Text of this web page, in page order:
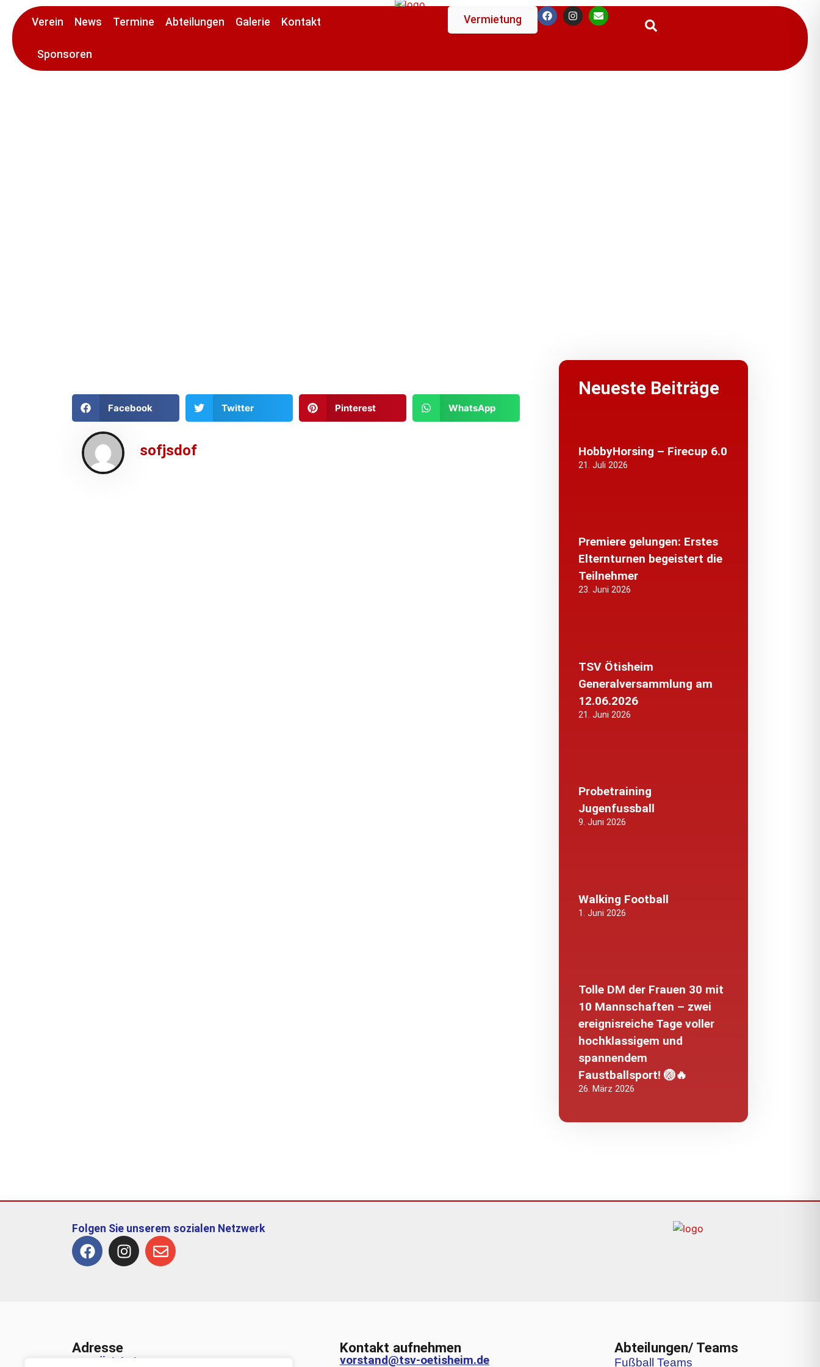
Verein News Termine Abteilungen Galerie Kontakt
Sponsoren
Suchen
Vermietung
Facebook Twitter Pinterest WhatsApp
sofjsdof
Neueste Beiträge
HobbyHorsing – Firecup 6.0
21. Juli 2026
Premiere gelungen: Erstes
Elternturnen begeistert die
Teilnehmer
23. Juni 2026
TSV Ötisheim
Generalversammlung am
12.06.2026
21. Juni 2026
Probetraining
Jugenfussball
9. Juni 2026
Walking Football
1. Juni 2026
Tolle DM der Frauen 30 mit
10 Mannschaften – zwei
ereignisreiche Tage voller
hochklassigem und
spannendem
Faustballsport! 🏐🔥
26. März 2026
Folgen Sie unserem sozialen Netzwerk
Adresse
TSV Ötisheim
Kontakt aufnehmen
vorstand@tsv-oetisheim.de
Abteilungen/ Teams
Fußball Teams